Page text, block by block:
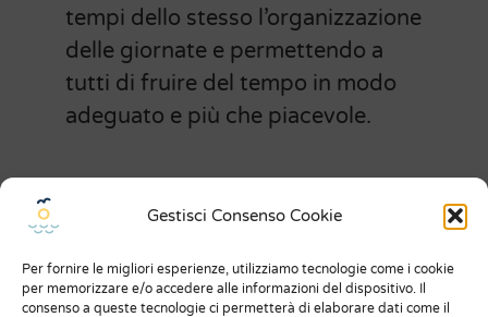
Gestisci Consenso Cookie
Per fornire le migliori esperienze, utilizziamo tecnologie come i cookie
per memorizzare e/o accedere alle informazioni del dispositivo. Il
consenso a queste tecnologie ci permetterà di elaborare dati come il
tempi dello stesso l’organizzazione
delle giornate e permettendo a
tutti di fruire del tempo in modo
adeguato e più che piacevole.
Menu
Chi siamo